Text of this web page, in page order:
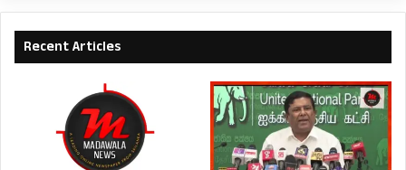
Recent Articles